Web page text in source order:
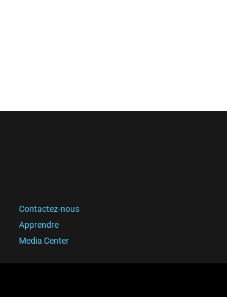
Contactez-nous
Apprendre
Media Center